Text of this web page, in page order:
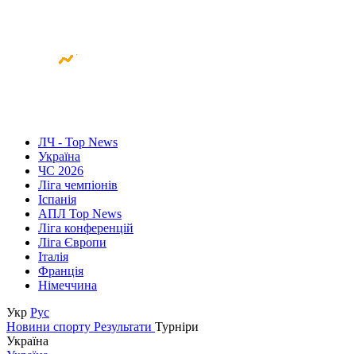
ЛЧ - Top News
Україна
ЧС 2026
Ліга чемпіонів
Іспанія
АПЛ Top News
Ліга конференцій
Ліга Європи
Італія
Франція
Німеччина
Укр Рус
Новини спорту Результати Турніри
Україна